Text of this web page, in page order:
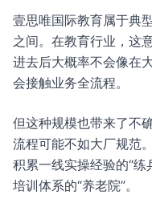
壹思唯国际教育属于典
之间。在教育行业，这
进去后大概率不会像在
会接触业务全流程。
但这种规模也带来了不
流程可能不如大厂规范
积累一线实操经验的“
培训体系的“养老院”。